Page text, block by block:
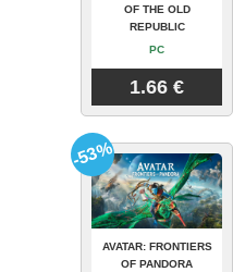
OF THE OLD
REPUBLIC
PC
1.66 €
AVATAR: FRONTIERS
OF PANDORA
-53%